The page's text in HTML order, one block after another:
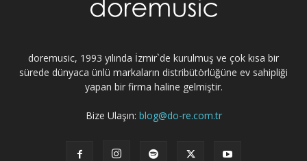
doremusic, 1993 yılında İzmir`de kurulmuş ve çok kısa bir
sürede dünyaca ünlü markaların distribütörlüğüne ev sahipliği
yapan bir firma haline gelmiştir.
Bize Ulaşın: blog@do-re.com.tr